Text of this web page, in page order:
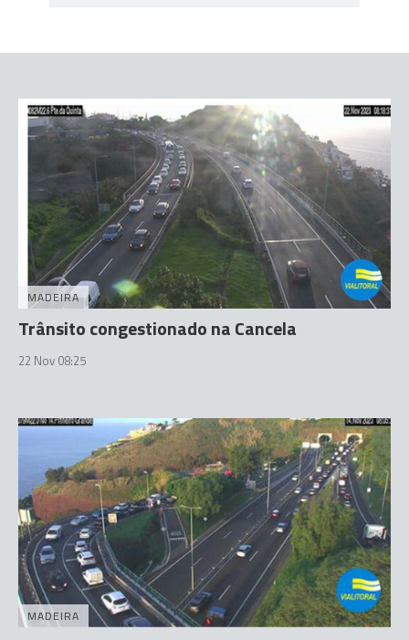
MADEIRA
Trânsito congestionado na Cancela
22 Nov 08:25
MADEIRA